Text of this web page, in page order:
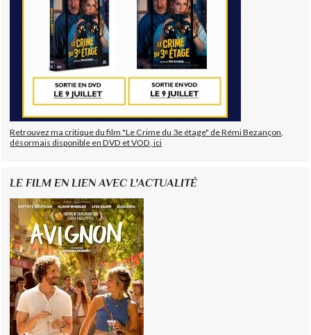
Retrouvez ma critique du film "Le Crime du 3e étage" de Rémi Bezançon,
désormais disponible en DVD et VOD, ici
LE FILM EN LIEN AVEC L'ACTUALITÉ